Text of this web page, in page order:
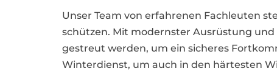
Unser Team von erfahrenen Fachleuten
schützen. Mit modernster Ausrüstung
gestreut werden, um ein sicheres
Winterdienst, um auch in den härtesten